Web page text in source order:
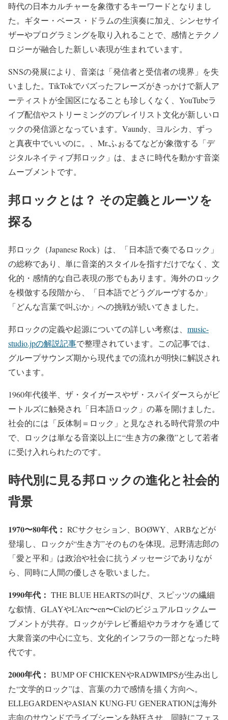
時代の日本カルチャーを象徴するキーワードとなりまし
た。ギター・ベース・ドラムの生演奏に加え、シンセサイ
ザーやプログラミングを取り入れることで、感情とテクノ
ロジーが融合した新しい表現が生まれています。
SNSの発展により、音楽は「発信者と受信者の境界」を失
いました。TikTokでバズったフレーズがきっかけで新人ア
ーティストが全国区になることも珍しくなく、YouTubeラ
イブ配信やストリーミングのプレイリスト文化が新しいロ
ックの発信源となっています。Vaundy、ヨルシカ、ずっ
と真夜中でいいのに。、Mr.ふぉるてなどが象徴する「デ
ジタルネイティブ邦ロック」は、まさに時代を動かす音楽
ムーブメントです。
邦ロックとは？ その定義とルーツを
探る
邦ロック（Japanese Rock）は、「日本語で奏でるロック」
の総称であり、単に音楽的スタイルを指すだけでなく、文
化的・感情的な自己表現の形でもあります。海外のロック
を模倣する段階から、「日本語でどうグルーヴするか」
「どんな言葉で叫ぶか」への挑戦が続いてきました。
邦ロックの定義や起源についての詳しい考察は、 music-
studio.jpの解説記事で整理されています。この記事では、
グループサウンズ期から現代までの流れが明快に解説され
ています。
1960年代後半、ザ・タイガースやザ・スパイダースらがビ
ートルズに触発され「日本語ロック」の幕を開けました。
社会的には「反体制＝ロック」と見なされる時代背景の中
で、ロックは単なる音楽以上に“生き方の象徴”として若者
に受け入れられたのです。
時代別に見る邦ロックの進化と社会的
背景
1970〜80年代： RCサクセション、BOØWY、ARBなどが
登場し、ロックが“生き方”そのものを体現。忌野清志郎の
「愛と平和」は政治や社会に抗うメッセージでありなが
ら、同時に人間の優しさを歌いました。
1990年代： THE BLUE HEARTSの叫び、スピッツの繊細
な叙情、GLAYやL’Arc〜en〜Cielのビジュアルロックムー
ブメントが共存。ロックがテレビ番組やカラオケを通じて
大衆音楽の中心に立ち、文化的インフラの一部となった時
代です。
2000年代： BUMP OF CHICKENやRADWIMPSが生み出し
た“文学的ロック”は、言葉の力で感情を描く方向へ。
ELLEGARDENやASIAN KUNG-FU GENERATIONは海外
志向のサウンドでライブシーンを熱狂させ、同時にフェス